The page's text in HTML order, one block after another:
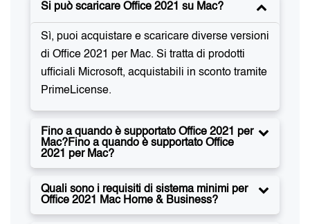
Si può scaricare Office 2021 su Mac?
Sì, puoi acquistare e scaricare diverse versioni
di Office 2021 per Mac. Si tratta di prodotti
ufficiali Microsoft, acquistabili in sconto tramite
PrimeLicense.
Fino a quando è supportato Office 2021 per
Mac?Fino a quando è supportato Office
2021 per Mac?
Quali sono i requisiti di sistema minimi per
Office 2021 Mac Home & Business?